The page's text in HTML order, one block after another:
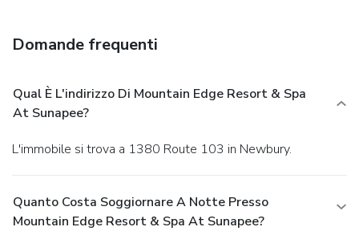
Other Amenities
parking is available onsite.
Domande frequenti
Qual È L'indirizzo Di Mountain Edge Resort & Spa
At Sunapee?
L'immobile si trova a 1380 Route 103 in Newbury.
Quanto Costa Soggiornare A Notte Presso
Mountain Edge Resort & Spa At Sunapee?